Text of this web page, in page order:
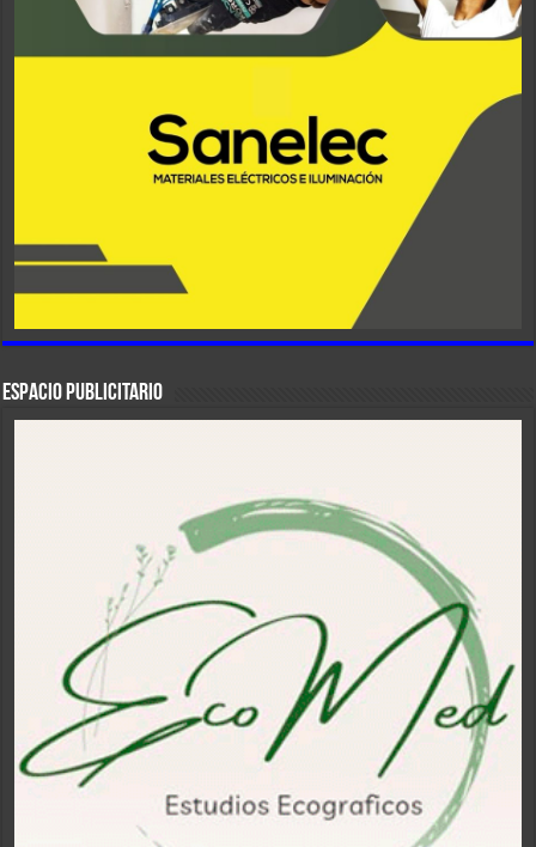
ESPACIO PUBLICITARIO